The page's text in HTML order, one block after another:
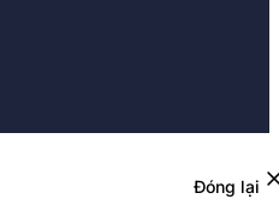
Đóng lại